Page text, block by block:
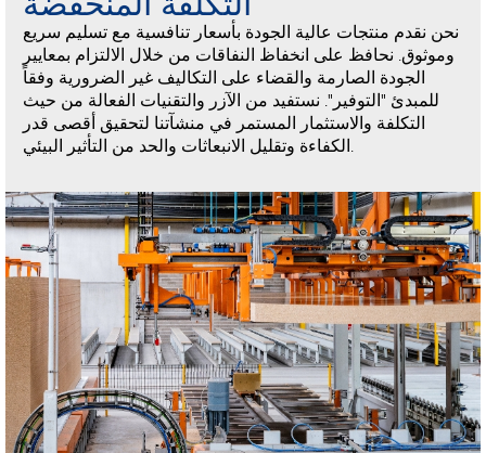
نحن نقدم منتجات عالية الجودة بأسعار تنافسية مع تسليم سريع
وموثوق. نحافظ على انخفاظ النفاقات من خلال الالتزام بمعايير
الجودة الصارمة والقضاء على التكاليف غير الضرورية وفقاً
للمبدئ "التوفير". نستفيد من الآزر والتقنيات الفعالة من حيث
التكلفة والاستثمار المستمر في منشآتنا لتحقيق أقصى قدر
الكفاءة وتقليل الانبعاثات والحد من التأثير البيئي.